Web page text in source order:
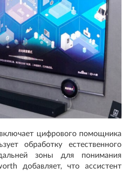
цифрового помощника
обработку естественного
зоны для понимания
добавляет, что ассистент